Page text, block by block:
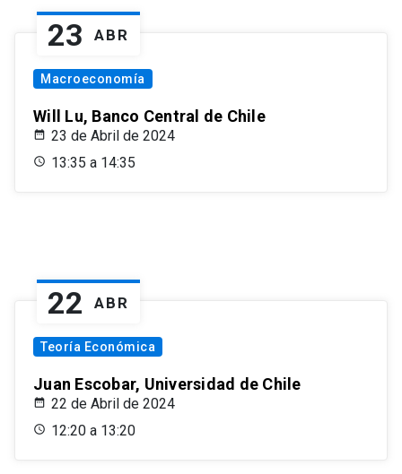
23 ABR
Macroeconomía
Will Lu, Banco Central de Chile
23 de Abril de 2024
13:35 a 14:35
22 ABR
Teoría Económica
Juan Escobar, Universidad de Chile
22 de Abril de 2024
12:20 a 13:20